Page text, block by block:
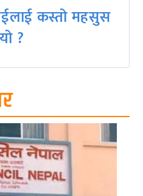
कस्तो महसुस
?